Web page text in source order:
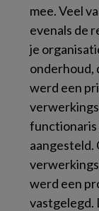
mee. Veel
evenals de
je
onderhoud,
werd een
functionaris
aangesteld.
werd een
vastgelegd.